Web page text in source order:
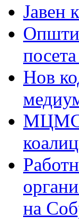
Јавен
Нов
МЦМС
на